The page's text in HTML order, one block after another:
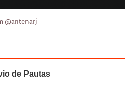
@antenarj
de Pautas